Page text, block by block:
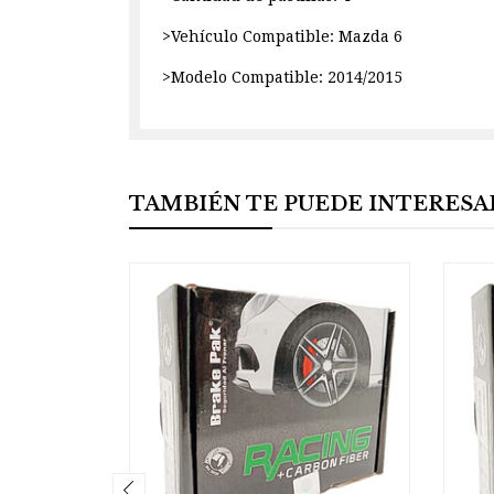
>Vehículo Compatible: Mazda 6
>Modelo Compatible: 2014/2015
TAMBIÉN TE PUEDE